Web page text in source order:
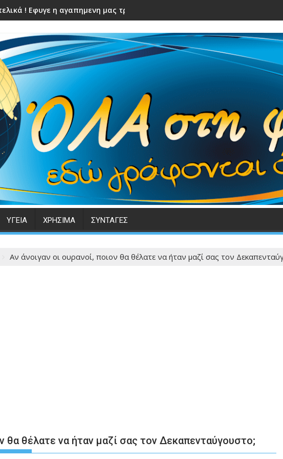
! Εφυγε η αγαπημενη μας τραγουδιστρια! Καλο ταξιδι αγαπημενη
ΥΓΕΙΑ ΧΡΗΣΙΜΑ ΣΥΝΤΑΓΕΣ
Αν άνοιγαν οι ουρανοί, ποιον θα θέλατε να ήταν μαζί σας τον
θα θέλατε να ήταν μαζί σας τον Δεκαπενταύγουστο;